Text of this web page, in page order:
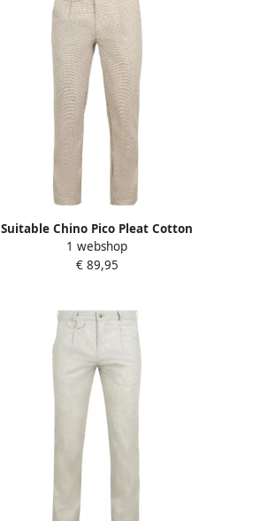
Suitable Chino Pico Pleat Cotton
Linen Pepita Beige
1 webshop
€ 89,95